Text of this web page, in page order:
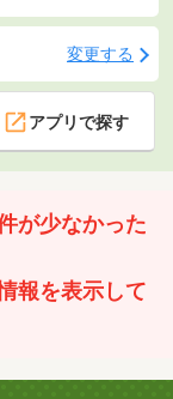
変更する
アプリで探す
が少なかった
報を表示して